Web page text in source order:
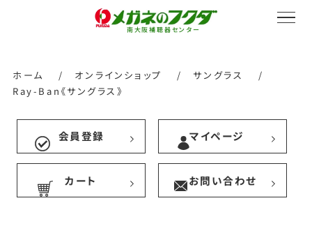
南大阪補聴器センター
サービス紹介
ホーム / オンラインショップ / サングラス
/
Ray-Ban《サングラス》
会員登録 マイページ
カート お問い合わせ